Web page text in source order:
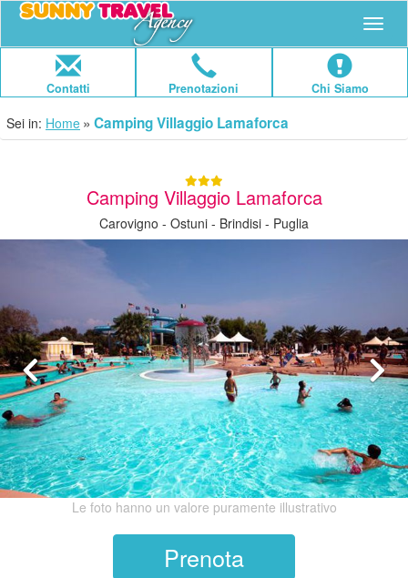
Contatti Prenotazioni Chi Siamo
Sei in: Home Camping Villaggio Lamaforca
Camping Villaggio Lamaforca
Carovigno - Ostuni - Brindisi - Puglia
Le foto hanno un valore puramente illustrativo
Prenota